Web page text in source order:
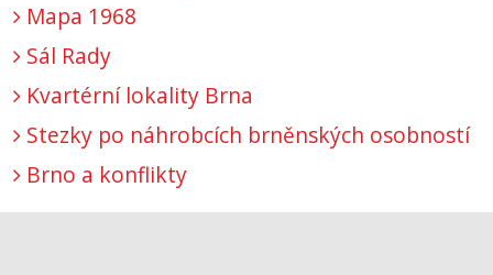
Mapa 1968
Sál Rady
Kvartérní lokality Brna
Stezky po náhrobcích brněnských osobností
Brno a konflikty